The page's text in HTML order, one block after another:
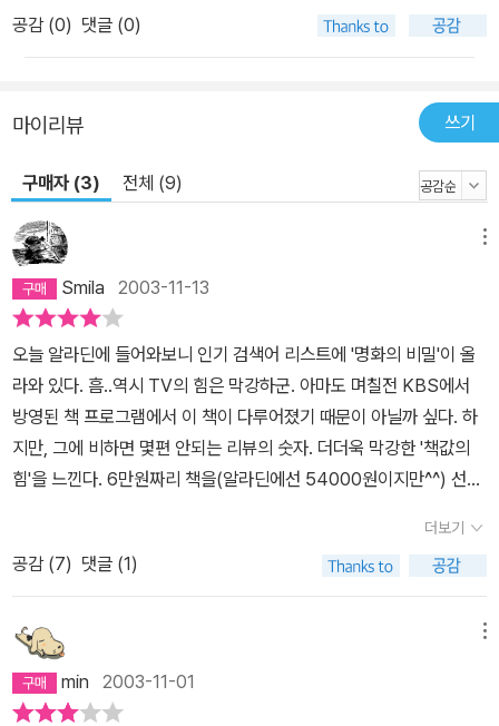
공감 (0) 댓글 (0)
마이리뷰 쓰기
구매자 (3) 전체 (9)
Smila 2003-11-13
오늘 알라딘에 들어와보니 인기 검색어 리스트에 '명화의 비밀'이 올
라와 있다. 흠..역시 TV의 힘은 막강하군. 아마도 며칠전 KBS에서
방영된 책 프로그램에서 이 책이 다루어졌기 때문이 아닐까 싶다. 하
지만, 그에 비하면 몇편 안되는 리뷰의 숫자. 더더욱 막강한 '책값의
힘'을 느낀다. 6만원짜리 책을(알라딘에선 54000원이지만^^) 선뜻
리뷰를 써야겠다는 책무를 팍팍 느낀다.나 역시 굉장히 속이 쓰려오
는 걸 느끼며 책을 구매했다. 하지만, 오직 '저자가 데이비드 호크
니'이기에 경제적 제약을 감수하고 이 책을 샀다. 그림에 대해서 많이
알지는 못하지만, 데이비드 호크니가 젊은 시절 그렸던 '캘리포니아
수영장' 시리즈는 내가 정말 좋아하는 그림들이기 때문이다. 그림들
에서 받은 인상만으로 따지자면 (내 상상 속) 말년의 호크니는 거듭된
더보기
공감 (7) 댓글 (1)
min 2003-11-01